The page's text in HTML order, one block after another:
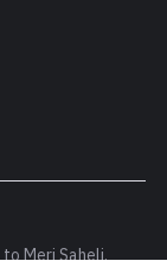
Meri Saheli.